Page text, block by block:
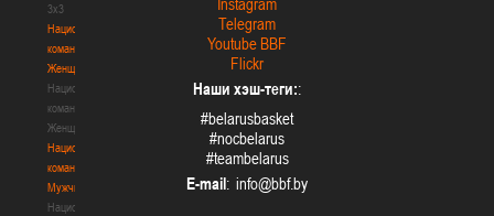
3х3
Национальная
команда.
Женщины
Национальная
команда.
Женщины
Национальная
команда.
Мужчины
Национальная
Instagram
Telegram
Youtube BBF
Flickr
Наши хэш-теги::
#belarusbasket
#nocbelarus
#teambelarus
E-mail: